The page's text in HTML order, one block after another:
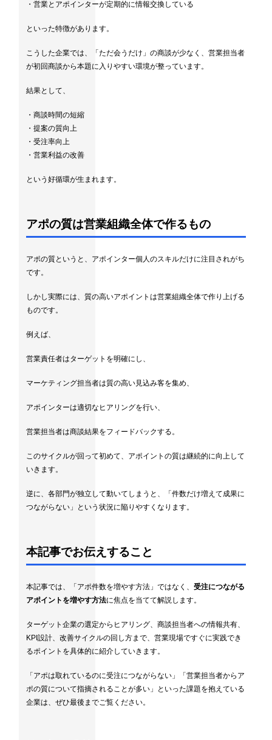
・営業とアポインターが定期的に情報交換している
といった特徴があります。
こうした企業では、「ただ会うだけ」の商談が少なく、営業担当者
が初回商談から本題に入りやすい環境が整っています。
結果として、
・商談時間の短縮
・提案の質向上
・受注率向上
・営業利益の改善
という好循環が生まれます。
アポの質は営業組織全体で作るもの
アポの質というと、アポインター個人のスキルだけに注目されがち
です。
しかし実際には、質の高いアポイントは営業組織全体で作り上げる
ものです。
例えば、
営業責任者はターゲットを明確にし、
マーケティング担当者は質の高い見込み客を集め、
アポインターは適切なヒアリングを行い、
営業担当者は商談結果をフィードバックする。
このサイクルが回って初めて、アポイントの質は継続的に向上して
いきます。
逆に、各部門が独立して動いてしまうと、「件数だけ増えて成果に
つながらない」という状況に陥りやすくなります。
本記事でお伝えすること
本記事では、「アポ件数を増やす方法」ではなく、 受注につながる
アポイントを増やす方法に焦点を当てて解説します。
ターゲット企業の選定からヒアリング、商談担当者への情報共有、
KPI設計、改善サイクルの回し方まで、営業現場ですぐに実践でき
るポイントを具体的に紹介していきます。
「アポは取れているのに受注につながらない」「営業担当者からア
ポの質について指摘されることが多い」といった課題を抱えている
企業は、ぜひ最後までご覧ください。